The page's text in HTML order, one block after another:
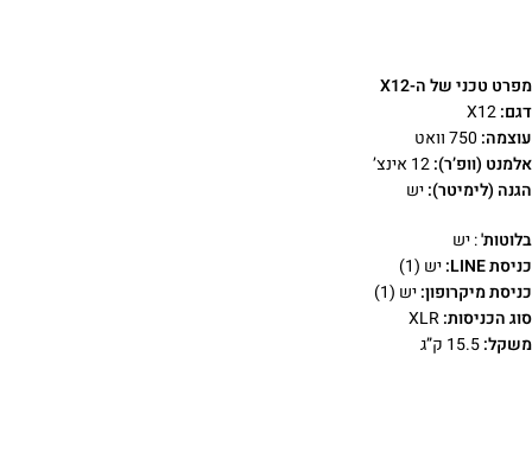
מפרט טכני של ה-X12
דגם:
עוצמה:
אלמנט (וופ’ר):
הגנה (לימיטר):יש
בלוטות': יש
כניסת LINE:
יש (1)
כניסת מיקרופון:יש (1)
סוג הכניסות:
משקל: